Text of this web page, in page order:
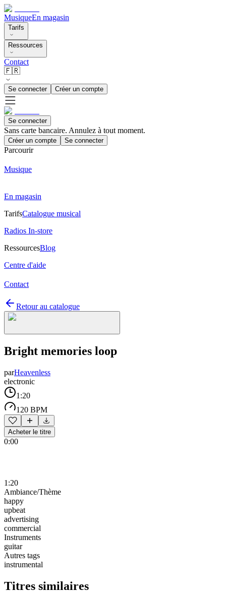
MusiqueEn magasin
Tarifs
Ressources
Contact
🇫🇷
Se connecter Créer un compte
Se connecter
Sans carte bancaire. Annulez à tout moment.
Créer un compte Se connecter
Parcourir
Musique
En magasin
TarifsCatalogue musical
Radios In-store
RessourcesBlog
Centre d'aide
Contact
Retour au catalogue
Bright memories loop
parHeavenless
electronic
1:20
120 BPM
Acheter le titre
0:00
1:20
Ambiance/Thème
happy
upbeat
advertising
commercial
Instruments
guitar
Autres tags
instrumental
Titres similaires